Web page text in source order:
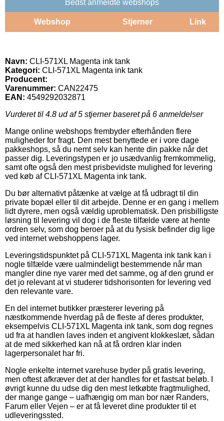
Bedst anmeldte webshops
Webshop Stjerner Link
Navn: CLI-571XL Magenta ink tank
Kategori: CLI-571XL Magenta ink tank
Producent:
Varenummer: CAN22475
EAN: 4549292032871
Vurderet til 4.8 ud af 5 stjerner baseret på 6 anmeldelser
Mange online webshops frembyder efterhånden flere
muligheder for fragt. Den mest benyttede er i vore dage
pakkeshops, så du nemt selv kan hente din pakke når det
passer dig. Leveringstypen er jo usædvanlig fremkommelig,
samt ofte også den mest prisbevidste mulighed for levering
ved køb af CLI-571XL Magenta ink tank.
Du bør alternativt påtænke at vælge at få udbragt til din
private bopæl eller til dit arbejde. Denne er en gang i mellem
lidt dyrere, men også vældig uproblematisk. Den prisbilligste
løsning til levering vil dog i de fleste tilfælde være at hente
ordren selv, som dog beroer på at du fysisk befinder dig lige
ved internet webshoppens lager.
Leveringstidspunktet på CLI-571XL Magenta ink tank kan i
nogle tilfælde være ualmindeligt bestemmende når man
mangler dine nye varer med det samme, og af den grund er
det jo relevant at vi studerer tidshorisonten for levering ved
den relevante vare.
En del internet butikker præsterer levering på
næstkommende hverdag på de fleste af deres produkter,
eksempelvis CLI-571XL Magenta ink tank, som dog regnes
ud fra at handlen laves inden et angivent klokkeslæt, sådan
at de med sikkerhed kan nå at få ordren klar inden
lagerpersonalet har fri.
Nogle enkelte internet varehuse byder på gratis levering,
men oftest afkræver det at der handles for et fastsat beløb. I
øvrigt kunne du udse dig den mest letkøbte fragtmulighed,
der mange gange – uafhængig om man bor nær Randers,
Farum eller Vejen – er at få leveret dine produkter til et
udleveringssted.